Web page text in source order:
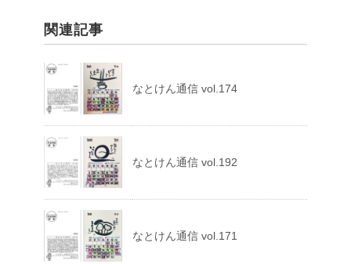
関連記事
なとけん通信 vol.174
なとけん通信 vol.192
なとけん通信 vol.171